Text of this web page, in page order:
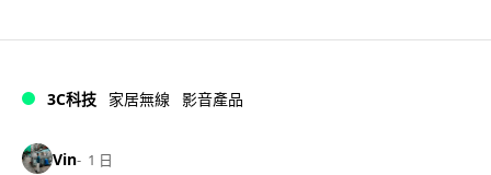
3C科技 家居無線 影音產品
Vin 1 日